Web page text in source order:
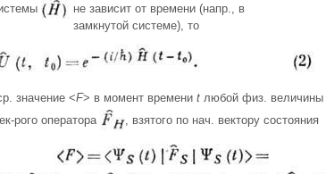
не зависит от времени (напр., в
замкнутой системе), то
значение <F> в момент времени t любой физ. величины
рого оператора , взятого по нач. вектору состояния